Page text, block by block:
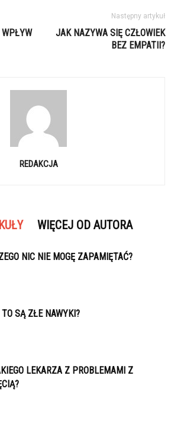
Następny artykuł
JAK NAZYWA SIĘ CZŁOWIEK
BEZ EMPATII?
REDAKCJA
WIĘCEJ OD AUTORA
NIC NIE MOGĘ ZAPAMIĘTAĆ?
SĄ ZŁE NAWYKI?
LEKARZA Z PROBLEMAMI Z